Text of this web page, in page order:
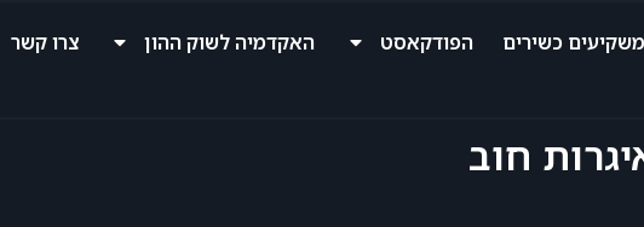
משקיעים כשירים הפודקאסט האקדמיה לשוק ההון צרו קשר